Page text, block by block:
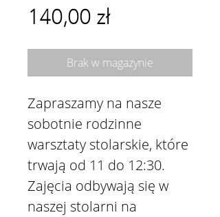
140,00 złCena
Brak w magazynie
Zapraszamy na nasze
sobotnie rodzinne
warsztaty stolarskie, które
trwają od 11 do 12:30.
Zajęcia odbywają się w
naszej stolarni na